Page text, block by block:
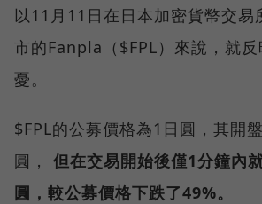
以11月11日在日本加密貨幣交
市的Fanpla（$FPL）來說，就
憂。
$FPL的公募價格為1日圓，其開
圓， 但在交易開始後僅1分鐘內
圓，較公募價格下跌了49%。